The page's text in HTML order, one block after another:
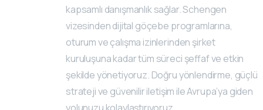
kapsamlı danışmanlık sağlar. Schengen
vizesinden dijital göçebe programlarına,
oturum ve çalışma izinlerinden şirket
kuruluşuna kadar tüm süreci şeffaf ve etkin
şekilde yönetiyoruz. Doğru yönlendirme, güçlü
strateji ve güvenilir iletişim ile Avrupa’ya giden